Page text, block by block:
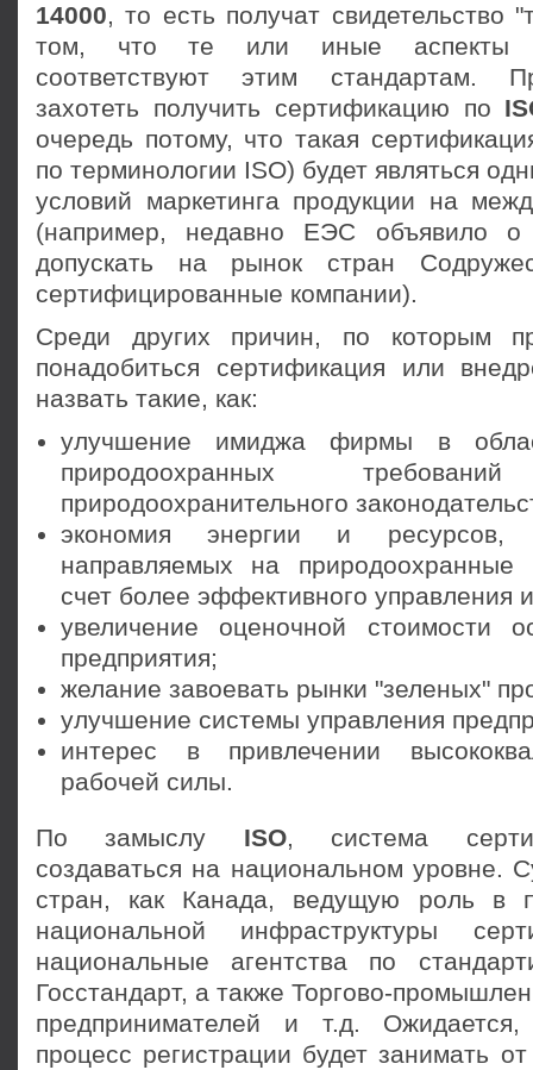
14000, то есть получат свидетельство
том, что те или иные аспекты
соответствуют этим стандартам.
захотеть получить сертификацию по
очередь потому, что такая
по терминологии ISO) будет являться
условий маркетинга продукции на
(например, недавно ЕЭС объявило о
допускать на рынок стран
сертифицированные компании).
Среди других причин, по которым
понадобиться сертификация или
назвать такие, как:
улучшение имиджа фирмы в
природоохранных
природоохранительного
экономия энергии и
направляемых на природоохранные
счет более эффективного управления
увеличение оценочной стоимости
предприятия;
желание завоевать рынки "зеленых"
улучшение системы управления
интерес в привлечении
рабочей силы.
По замыслу ISO, система
создаваться на национальном уровне.
стран, как Канада, ведущую роль в
национальной инфраструктуры
национальные агентства по
Госстандарт, а также Торгово-
предпринимателей и т.д.
процесс регистрации будет занимать